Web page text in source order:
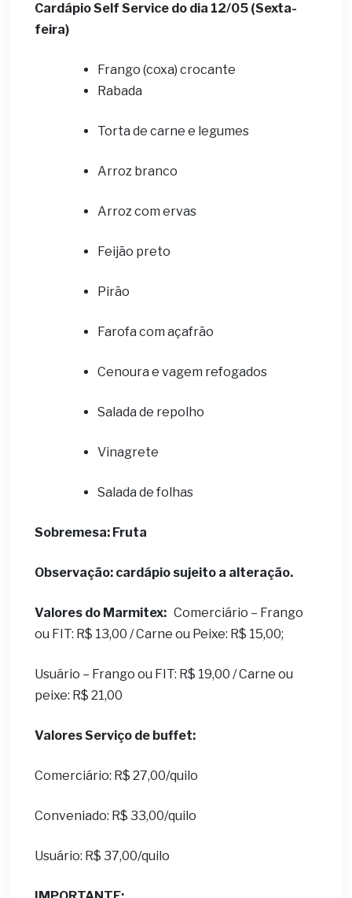
Cardápio Self Service do dia 12/05 (Sexta-
feira)
Frango (coxa) crocante
Rabada
Torta de carne e legumes
Arroz branco
Arroz com ervas
Feijão preto
Pirão
Farofa com açafrão
Cenoura e vagem refogados
Salada de repolho
Vinagrete
Salada de folhas
Sobremesa: Fruta
Observação: cardápio sujeito a alteração.
Valores do Marmitex: Comerciário – Frango
ou FIT: R$ 13,00 / Carne ou Peixe: R$ 15,00;
Usuário – Frango ou FIT: R$ 19,00 / Carne ou
peixe: R$ 21,00
Valores Serviço de buffet:
Comerciário: R$ 27,00/quilo
Conveniado: R$ 33,00/quilo
Usuário: R$ 37,00/quilo